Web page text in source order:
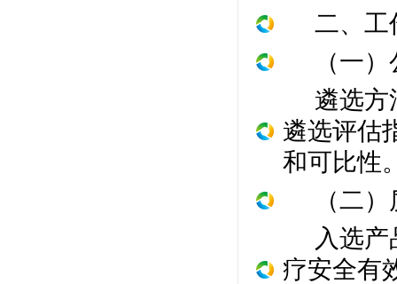
二、工
（一
遴选方
遴选评估
和可比性
（二
入选
疗安全有